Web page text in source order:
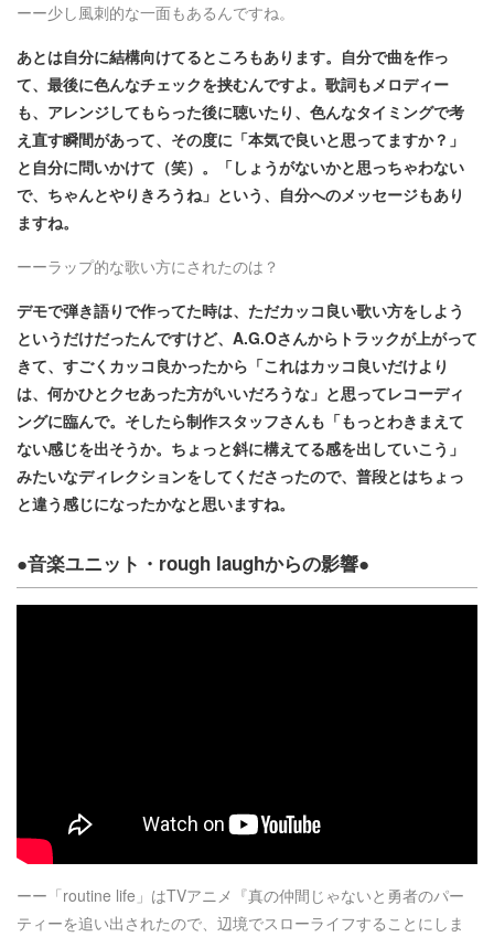
ーー少し風刺的な一面もあるんですね。
あとは自分に結構向けてるところもあります。自分で曲を作っ
て、最後に色んなチェックを挟むんですよ。歌詞もメロディー
も、アレンジしてもらった後に聴いたり、色んなタイミングで考
え直す瞬間があって、その度に「本気で良いと思ってますか？」
と自分に問いかけて（笑）。「しょうがないかと思っちゃわない
で、ちゃんとやりきろうね」という、自分へのメッセージもあり
ますね。
ーーラップ的な歌い方にされたのは？
デモで弾き語りで作ってた時は、ただカッコ良い歌い方をしよう
というだけだったんですけど、A.G.Oさんからトラックが上がって
きて、すごくカッコ良かったから「これはカッコ良いだけより
は、何かひとクセあった方がいいだろうな」と思ってレコーディ
ングに臨んで。そしたら制作スタッフさんも「もっとわきまえて
ない感じを出そうか。ちょっと斜に構えてる感を出していこう」
みたいなディレクションをしてくださったので、普段とはちょっ
と違う感じになったかなと思いますね。
●音楽ユニット・rough laughからの影響●
ーー「routine life」はTVアニメ『真の仲間じゃないと勇者のパー
ティーを追い出されたので、辺境でスローライフすることにしま